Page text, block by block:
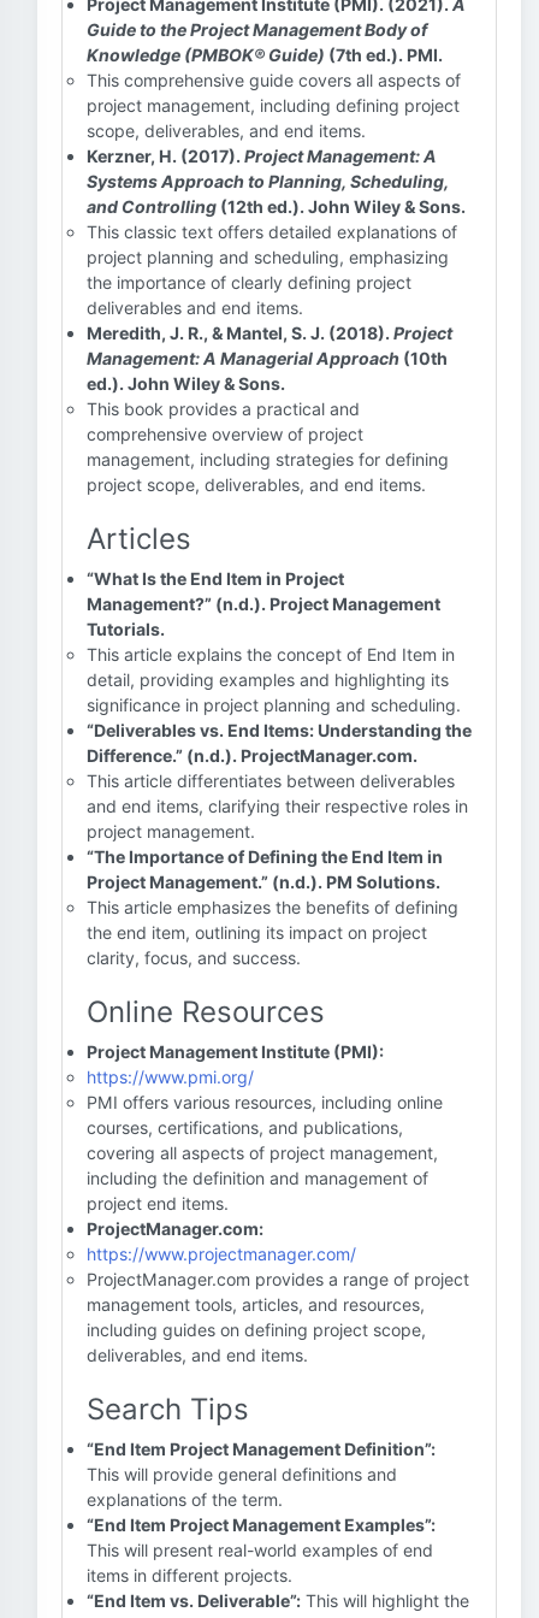
Project Management Institute (PMI). (2021). A
Guide to the Project Management Body of
Knowledge (PMBOK® Guide) (7th ed.). PMI.
This comprehensive guide covers all aspects of
project management, including defining project
scope, deliverables, and end items.
Kerzner, H. (2017). Project Management: A
Systems Approach to Planning, Scheduling,
and Controlling (12th ed.). John Wiley & Sons.
This classic text offers detailed explanations of
project planning and scheduling, emphasizing
the importance of clearly defining project
deliverables and end items.
Meredith, J. R., & Mantel, S. J. (2018). Project
Management: A Managerial Approach (10th
ed.). John Wiley & Sons.
This book provides a practical and
comprehensive overview of project
management, including strategies for defining
project scope, deliverables, and end items.
Articles
“What Is the End Item in Project
Management?” (n.d.). Project Management
Tutorials.
This article explains the concept of End Item in
detail, providing examples and highlighting its
significance in project planning and scheduling.
“Deliverables vs. End Items: Understanding the
Difference.” (n.d.). ProjectManager.com.
This article differentiates between deliverables
and end items, clarifying their respective roles in
project management.
“The Importance of Defining the End Item in
Project Management.” (n.d.). PM Solutions.
This article emphasizes the benefits of defining
the end item, outlining its impact on project
clarity, focus, and success.
Online Resources
Project Management Institute (PMI):
https://www.pmi.org/
PMI offers various resources, including online
courses, certifications, and publications,
covering all aspects of project management,
including the definition and management of
project end items.
ProjectManager.com:
https://www.projectmanager.com/
ProjectManager.com provides a range of project
management tools, articles, and resources,
including guides on defining project scope,
deliverables, and end items.
Search Tips
“End Item Project Management Definition”:
This will provide general definitions and
explanations of the term.
“End Item Project Management Examples”:
This will present real-world examples of end
items in different projects.
“End Item vs. Deliverable”: This will highlight the